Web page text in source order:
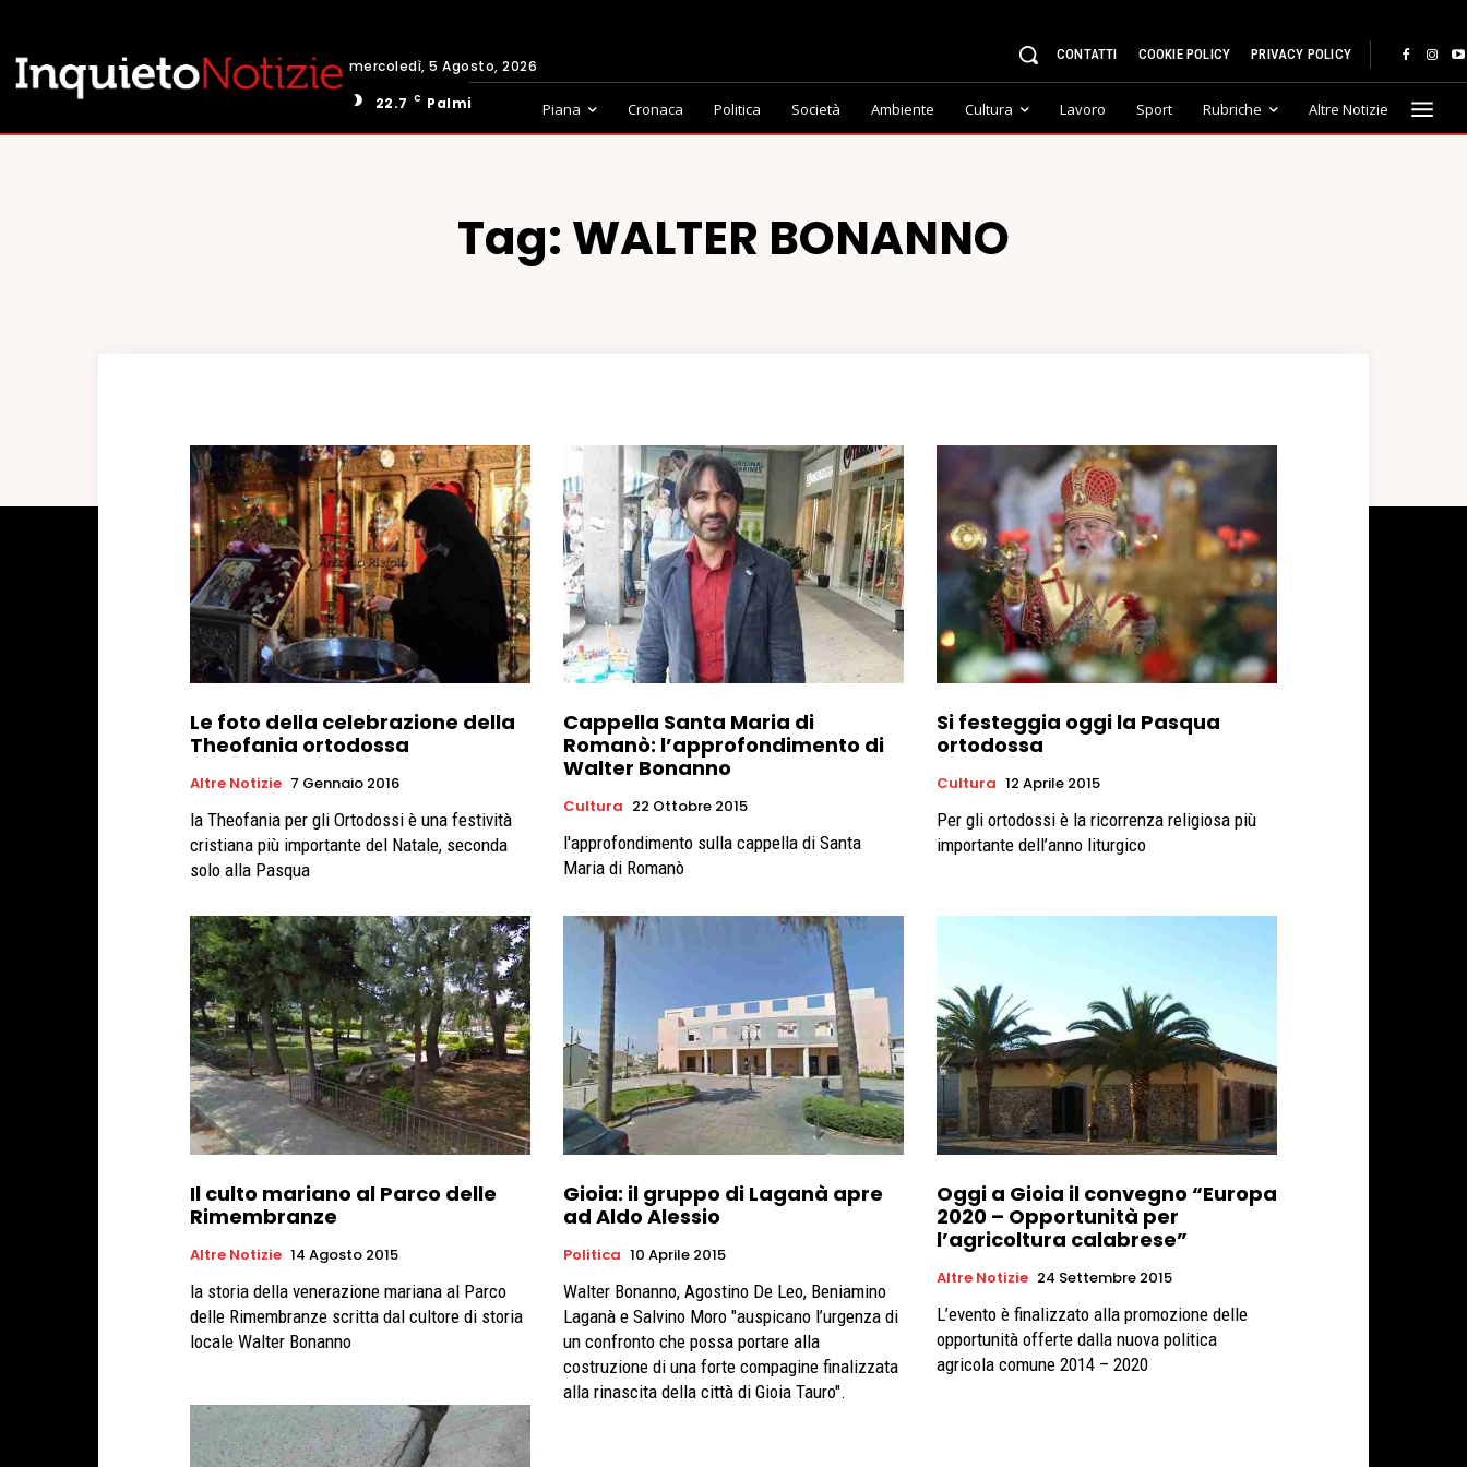
mercoledì, 5 Agosto, 2026
22.7
C Palmi
CONTATTI COOKIE POLICY PRIVACY POLICY
Piana Cronaca Politica Società Ambiente Cultura Lavoro Sport Rubriche Altre Notizie
Tag: WALTER BONANNO
Le foto della celebrazione della
Theofania ortodossa
Altre Notizie 7 Gennaio 2016
la Theofania per gli Ortodossi è una festività
cristiana più importante del Natale, seconda
solo alla Pasqua
Cappella Santa Maria di
Romanò: l’approfondimento di
Walter Bonanno
Cultura 22 Ottobre 2015
l'approfondimento sulla cappella di Santa
Maria di Romanò
Si festeggia oggi la Pasqua
ortodossa
Cultura 12 Aprile 2015
Per gli ortodossi è la ricorrenza religiosa più
importante dell’anno liturgico
Il culto mariano al Parco delle
Rimembranze
Altre Notizie 14 Agosto 2015
la storia della venerazione mariana al Parco
delle Rimembranze scritta dal cultore di storia
locale Walter Bonanno
Gioia: il gruppo di Laganà apre
ad Aldo Alessio
Politica 10 Aprile 2015
Walter Bonanno, Agostino De Leo, Beniamino
Laganà e Salvino Moro "auspicano l’urgenza di
un confronto che possa portare alla
costruzione di una forte compagine finalizzata
alla rinascita della città di Gioia Tauro".
Oggi a Gioia il convegno “Europa
2020 – Opportunità per
l’agricoltura calabrese”
Altre Notizie 24 Settembre 2015
L’evento è finalizzato alla promozione delle
opportunità offerte dalla nuova politica
agricola comune 2014 – 2020